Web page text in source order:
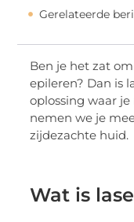
Gerelateerde
Ben je het zat
epileren? Dan is
oplossing waar
nemen we je
zijdezachte huid.
Wat is